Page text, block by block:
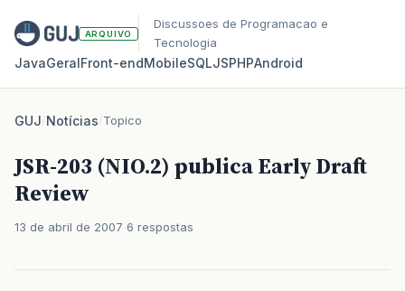
ARQUIVO
Discussoes de Programacao e
Tecnologia
JavaGeralFront‑endMobileSQLJSPHPAndroid
GUJ/Notícias/Topico
JSR-203 (NIO.2) publica Early Draft
Review
13 de abril de 2007 6 respostas